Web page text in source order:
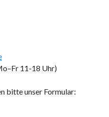
11-18 Uhr)
bitte unser Formular: